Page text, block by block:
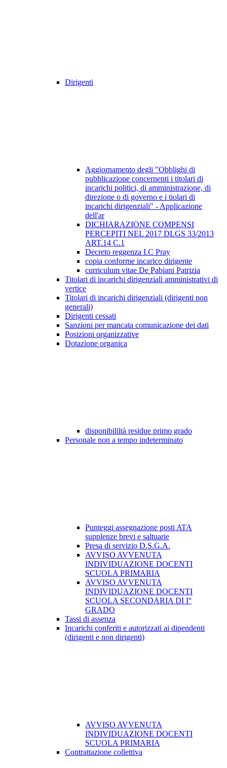
Dirigenti
Aggiornamento degli "Obblighi di
pubblicazione concernenti i titolari di
incarichi politici, di amministrazione, di
direzione o di governo e i tiolari di
incarichi dirigenziali" - Applicazione
dell'ar
DICHIARAZIONE COMPENSI
PERCEPITI NEL 2017 DLGS 33/2013
ART.14 C.1
Decreto reggenza I.C Pray
copia conforme incarico dirigente
curriculum vitae De Pabiani Patrizia
Titolari di incarichi dirigenziali amministrativi di
vertice
Titolari di incarichi dirigenziali (dirigenti non
generali)
Dirigenti cessati
Sanzioni per mancata comunicazione dei dati
Posizioni organizzative
Dotazione organica
disponibililtà residue primo grado
Personale non a tempo indeterminato
Punteggi assegnazione posti ATA
supplenze brevi e saltuarie
Presa di servizio D.S.G.A.
AVVISO AVVENUTA
INDIVIDUAZIONE DOCENTI
SCUOLA PRIMARIA
AVVISO AVVENUTA
INDIVIDUAZIONE DOCENTI
SCUOLA SECONDARIA DI I°
GRADO
Tassi di assenza
Incarichi conferiti e autorizzati ai dipendenti
(dirigenti e non dirigenti)
AVVISO AVVENUTA
INDIVIDUAZIONE DOCENTI
SCUOLA PRIMARIA
Contrattazione collettiva